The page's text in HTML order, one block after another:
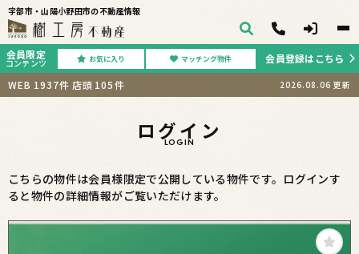
宇部市・山陽小野田市の不動産情報
会員限定
コンテンツ お気に入り マッチング物件
会員登録はこちら
WEB 1937件 店頭 105件 2026.08.06 更新
ログイン
LOGIN
こちらの物件は会員様限定で公開している物件です。ログインす
ると物件の詳細情報がご覧いただけます。